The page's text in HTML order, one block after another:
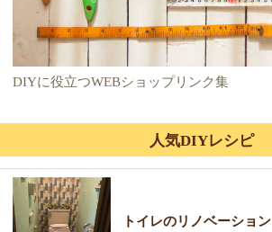
DIYに役立つWEBショップリンク集
人気DIYレシピ
トイレのリノベーション